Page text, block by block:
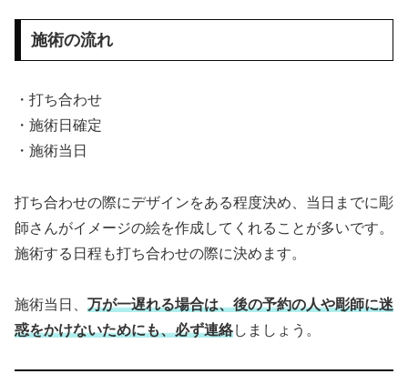
施術の流れ
・打ち合わせ
・施術日確定
・施術当日
打ち合わせの際にデザインをある程度決め、当日までに彫
師さんがイメージの絵を作成してくれることが多いです。
施術する日程も打ち合わせの際に決めます。
施術当日、 万が一遅れる場合は、後の予約の人や彫師に迷
惑をかけないためにも、必ず連絡しましょう。